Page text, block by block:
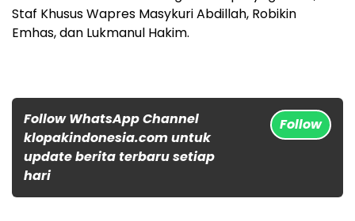
Staf Khusus Wapres Masykuri Abdillah, Robikin
Emhas, dan Lukmanul Hakim.
Follow WhatsApp Channel
klopakindonesia.com untuk
update berita terbaru setiap
hari
Follow